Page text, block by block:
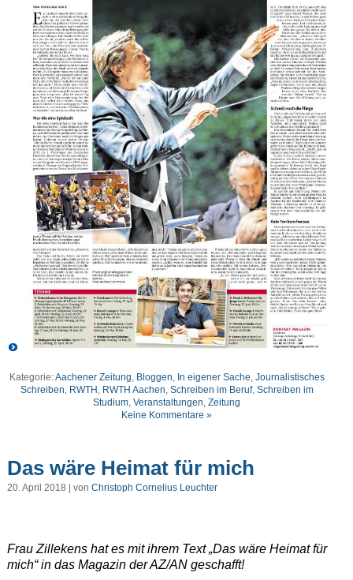
Kategorie:Aachener Zeitung, Bloggen, In eigener Sache, Journalistisches
Schreiben, RWTH , RWTH Aachen, Schreiben im Beruf, Schreiben im
Studium,Veranstaltungen,Zeitung
Keine Kommentare »
Das wäre Heimat für mich
20. April 2018 | von Christoph Cornelius Leuchter
Frau Zillekens hat es mit ihrem Text „Das wäre Heimat für
mich“ in das Magazin der AZ/AN geschafft!